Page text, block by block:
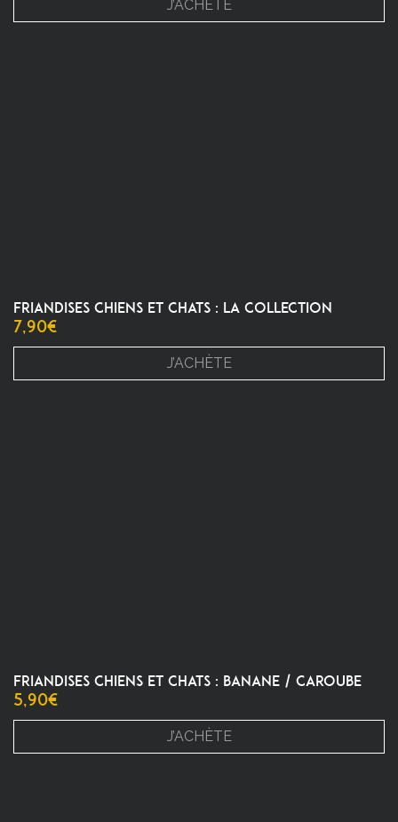
J’ACHÈTE
FRIANDISES CHIENS ET CHATS : LA COLLECTION
7,90€
J’ACHÈTE
FRIANDISES CHIENS ET CHATS : BANANE / CAROUBE
5,90€
J’ACHÈTE